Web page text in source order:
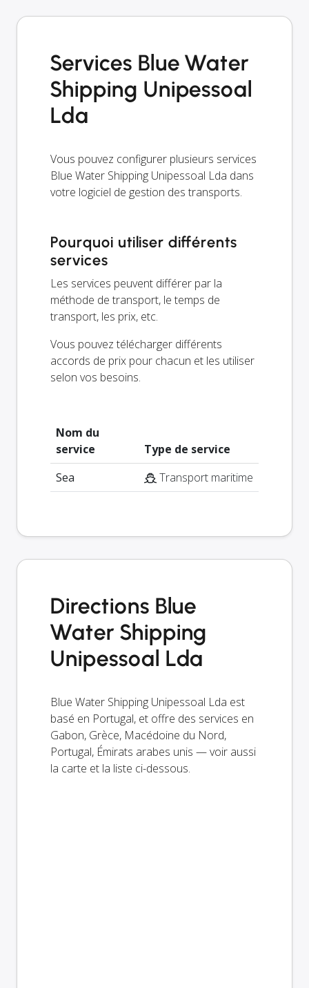
Services Blue Water
Shipping Unipessoal
Lda
Vous pouvez configurer plusieurs services
Blue Water Shipping Unipessoal Lda dans
votre logiciel de gestion des transports.
Pourquoi utiliser différents
services
Les services peuvent différer par la
méthode de transport, le temps de
transport, les prix, etc.
Vous pouvez télécharger différents
accords de prix pour chacun et les utiliser
selon vos besoins.
Nom du
service
Type de service
Sea
Transport maritime
Directions Blue
Water Shipping
Unipessoal Lda
Blue Water Shipping Unipessoal Lda est
basé en Portugal, et offre des services en
Gabon, Grèce, Macédoine du Nord,
Portugal, Émirats arabes unis — voir aussi
la carte et la liste ci-dessous.